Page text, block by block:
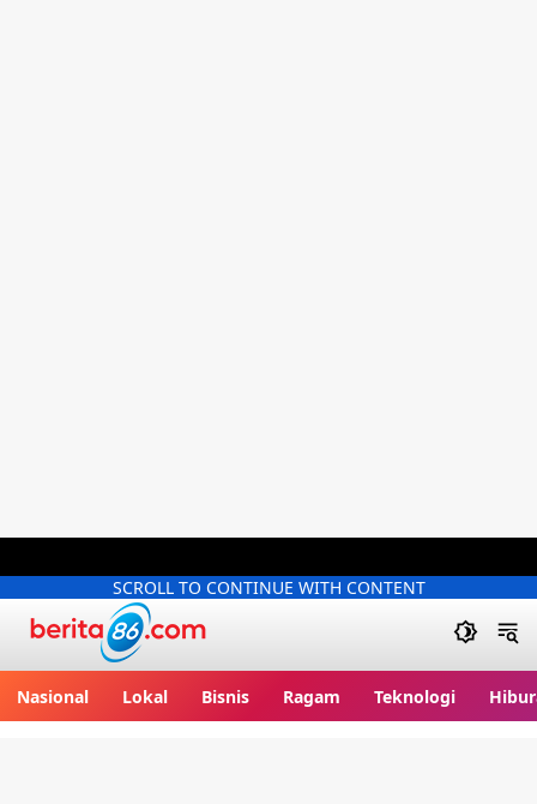
SCROLL TO CONTINUE WITH CONTENT
Nasional Lokal Bisnis Ragam Teknologi